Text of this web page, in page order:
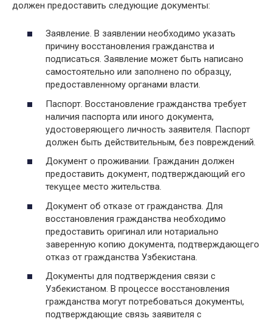
должен предоставить следующие документы:
Заявление. В заявлении необходимо указать
причину восстановления гражданства и
подписаться. Заявление может быть написано
самостоятельно или заполнено по образцу,
предоставленному органами власти.
Паспорт. Восстановление гражданства требует
наличия паспорта или иного документа,
удостоверяющего личность заявителя. Паспорт
должен быть действительным, без повреждений.
Документ о проживании. Гражданин должен
предоставить документ, подтверждающий его
текущее место жительства.
Документ об отказе от гражданства. Для
восстановления гражданства необходимо
предоставить оригинал или нотариально
заверенную копию документа, подтверждающего
отказ от гражданства Узбекистана.
Документы для подтверждения связи с
Узбекистаном. В процессе восстановления
гражданства могут потребоваться документы,
подтверждающие связь заявителя с